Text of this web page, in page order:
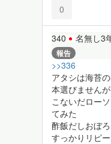
0
340 名無し3
報告
>>336
アタシは海苔
本選びませんが
こないだロー
てみた
酢飯だしおぼ
すっかりリピ